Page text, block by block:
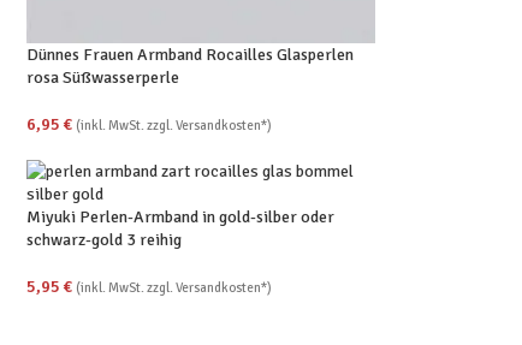
Dünnes Frauen Armband Rocailles Glasperlen
rosa Süßwasserperle
6,95 € (inkl. MwSt. zzgl. Versandkosten*)
Miyuki Perlen-Armband in gold-silber oder
schwarz-gold 3 reihig
5,95 € (inkl. MwSt. zzgl. Versandkosten*)